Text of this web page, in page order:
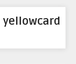
yellowcard